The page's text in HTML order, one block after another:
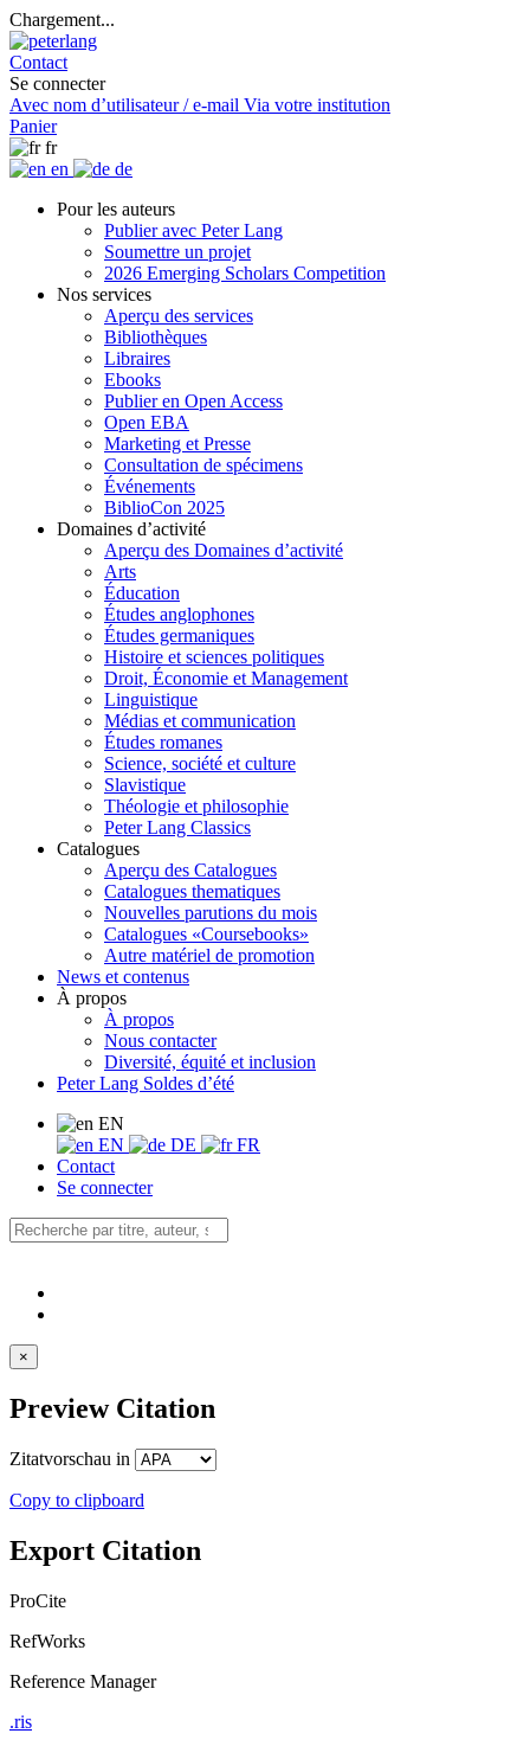
Chargement...
Contact
Se connecter
Avec nom d’utilisateur / e-mail Via votre institution
Panier
fr
en
de
Pour les auteurs
Publier avec Peter Lang
Soumettre un projet
2026 Emerging Scholars Competition
Nos services
Aperçu des services
Bibliothèques
Libraires
Ebooks
Publier en Open Access
Open EBA
Marketing et Presse
Consultation de spécimens
Événements
BiblioCon 2025
Domaines d’activité
Aperçu des Domaines d’activité
Arts
Éducation
Études anglophones
Études germaniques
Histoire et sciences politiques
Droit, Économie et Management
Linguistique
Médias et communication
Études romanes
Science, société et culture
Slavistique
Théologie et philosophie
Peter Lang Classics
Catalogues
Aperçu des Catalogues
Catalogues thematiques
Nouvelles parutions du mois
Catalogues «Coursebooks»
Autre matériel de promotion
News et contenus
À propos
À propos
Nous contacter
Diversité, équité et inclusion
Peter Lang Soldes d’été
EN
EN
DE
FR
Contact
Se connecter
×
Preview Citation
Zitatvorschau in
Copy to clipboard
Export Citation
ProCite
RefWorks
Reference Manager
.ris